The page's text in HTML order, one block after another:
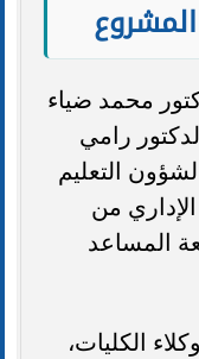
محمد ضياء
رامي
التعليم
من
المساعد
الكليات،